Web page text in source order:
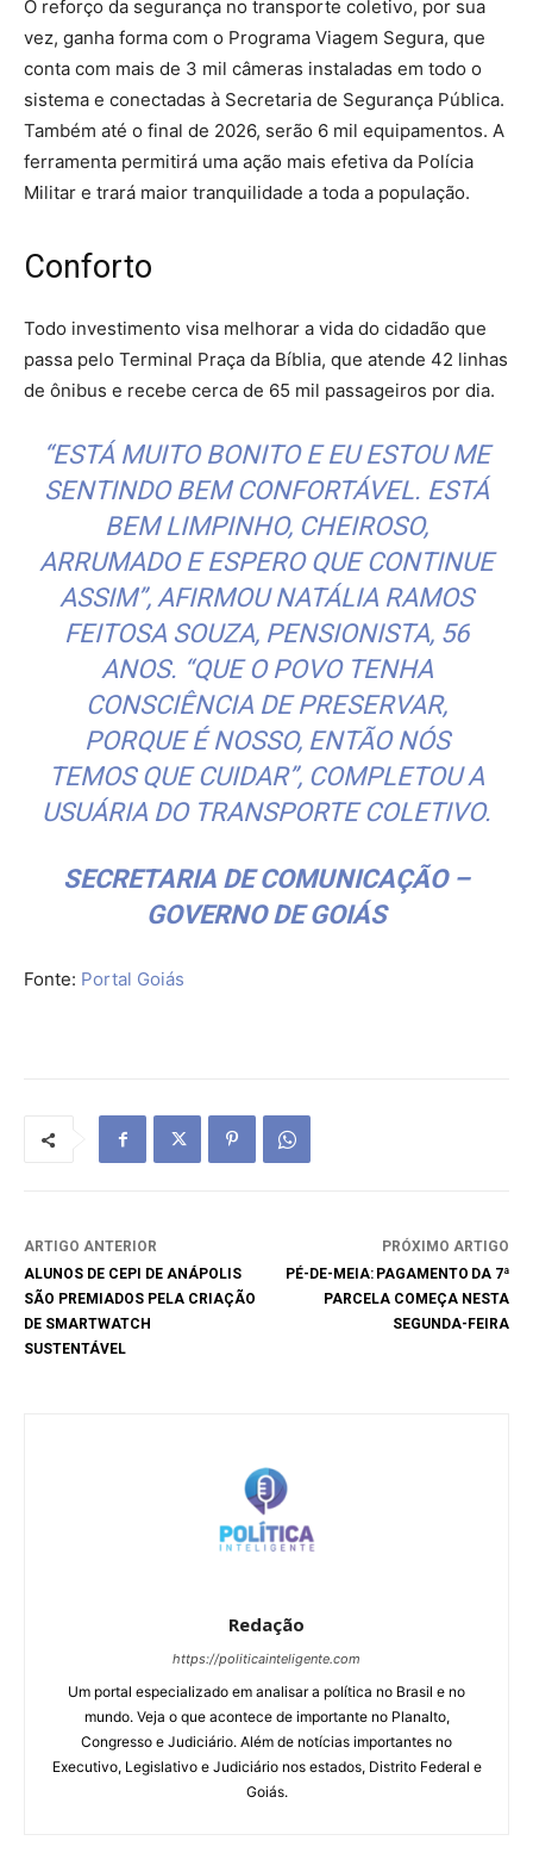
O reforço da segurança no transporte coletivo, por sua
vez, ganha forma com o Programa Viagem Segura, que
conta com mais de 3 mil câmeras instaladas em todo o
sistema e conectadas à Secretaria de Segurança Pública.
Também até o final de 2026, serão 6 mil equipamentos. A
ferramenta permitirá uma ação mais efetiva da Polícia
Militar e trará maior tranquilidade a toda a população.
Conforto
Todo investimento visa melhorar a vida do cidadão que
passa pelo Terminal Praça da Bíblia, que atende 42 linhas
de ônibus e recebe cerca de 65 mil passageiros por dia.
“ESTÁ MUITO BONITO E EU ESTOU ME
SENTINDO BEM CONFORTÁVEL. ESTÁ
BEM LIMPINHO, CHEIROSO,
ARRUMADO E ESPERO QUE CONTINUE
ASSIM”, AFIRMOU NATÁLIA RAMOS
FEITOSA SOUZA, PENSIONISTA, 56
ANOS. “QUE O POVO TENHA
CONSCIÊNCIA DE PRESERVAR,
PORQUE É NOSSO, ENTÃO NÓS
TEMOS QUE CUIDAR”, COMPLETOU A
USUÁRIA DO TRANSPORTE COLETIVO.
SECRETARIA DE COMUNICAÇÃO –
GOVERNO DE GOIÁS
Fonte: Portal Goiás
ARTIGO ANTERIOR
ALUNOS DE CEPI DE ANÁPOLIS
SÃO PREMIADOS PELA CRIAÇÃO
DE SMARTWATCH
SUSTENTÁVEL
PRÓXIMO ARTIGO
PÉ-DE-MEIA: PAGAMENTO DA 7ª
PARCELA COMEÇA NESTA
SEGUNDA-FEIRA
Redação
https://politicainteligente.com
Um portal especializado em analisar a política no Brasil e no
mundo. Veja o que acontece de importante no Planalto,
Congresso e Judiciário. Além de notícias importantes no
Executivo, Legislativo e Judiciário nos estados, Distrito Federal e
Goiás.